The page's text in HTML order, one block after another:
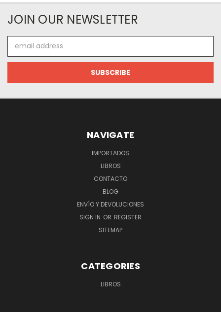
JOIN OUR NEWSLETTER
Address
NAVIGATE
IMPORTADOS
LIBROS
CONTACTO
BLOG
ENVÍO Y DEVOLUCIONES
SIGN IN OR REGISTER
SITEMAP
CATEGORIES
LIBROS